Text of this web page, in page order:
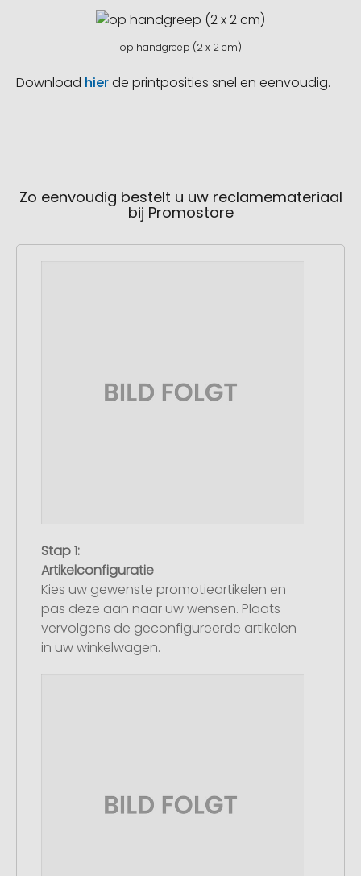
op handgreep (2 x 2 cm)
Download hierde printposities snel en eenvoudig.
Zo eenvoudig bestelt u uw reclamemateriaal
bij Promostore
Stap 1:
Artikelconfiguratie
Kies uw gewenste promotieartikelen en
pas deze aan naar uw wensen. Plaats
vervolgens de geconfigureerde artikelen
in uw winkelwagen.